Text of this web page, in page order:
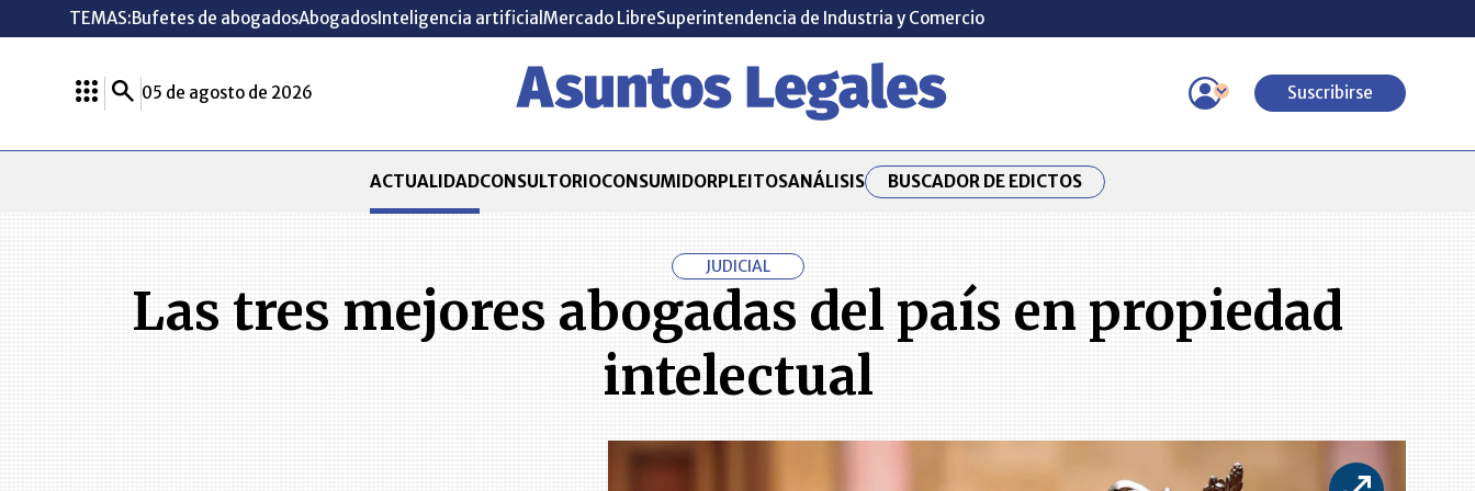
TEMAS:Bufetes de abogadosAbogadosInteligencia artificial Mercado LibreSuperintendencia de Industria y Comercio
05 de agosto de 2026 Suscribirse
ACTUALIDADCONSULTORIOCONSUMIDORPLEITOSANÁLISIS BUSCADOR DE EDICTOS
JUDICIAL
Las tres mejores abogadas del país en propiedad
intelectual